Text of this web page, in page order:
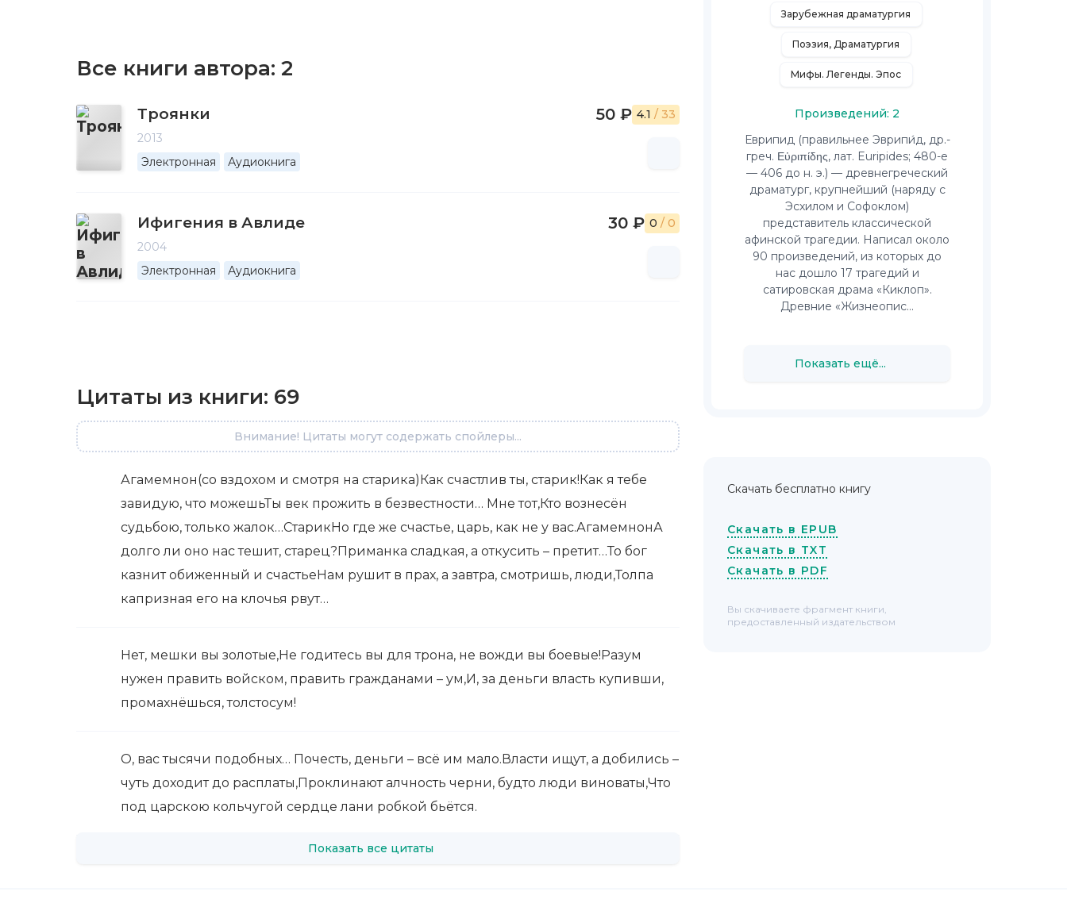
Все книги автора: 2
Троянки
2013
Электронная
Аудиокнига
50 ₽ 4.1 / 33
Ифигения в Авлиде
2004
Электронная
Аудиокнига
30 ₽ 0 / 0
Цитаты из книги: 69
Внимание! Цитаты могут содержать спойлеры...
Агамемнон(со вздохом и смотря на старика)Как счастлив ты, старик!Как я тебе
завидую, что можешьТы век прожить в безвестности… Мне тот,Кто вознесён
судьбою, только жалок…СтарикНо где же счастье, царь, как не у вас.АгамемнонА
долго ли оно нас тешит, старец?Приманка сладкая, а откусить – претит…То бог
казнит обиженный и счастьеНам рушит в прах, а завтра, смотришь, люди,Толпа
капризная его на клочья рвут…
Нет, мешки вы золотые,Не годитесь вы для трона, не вожди вы боевые!Разум
нужен править войском, править гражданами – ум,И, за деньги власть купивши,
промахнёшься, толстосум!
О, вас тысячи подобных… Почесть, деньги – всё им мало.Власти ищут, а добились –
чуть доходит до расплаты,Проклинают алчность черни, будто люди виноваты,Что
под царскою кольчугой сердце лани робкой бьётся.
Показать все цитаты
Зарубежная драматургия
Поэзия, Драматургия
Мифы. Легенды. Эпос
Произведений: 2
Еврипид (правильнее Эврипи́д, др.-
греч. Εὐριπίδης, лат. Euripides; 480-е
— 406 до н. э.) — древнегреческий
драматург, крупнейший (наряду с
Эсхилом и Софоклом)
представитель классической
афинской трагедии. Написал около
90 произведений, из которых до
нас дошло 17 трагедий и
сатировская драма «Киклоп».
Древние «Жизнеопис...
Показать ещё...
Скачать бесплатно книгу
Скачать в EPUB
Скачать в TXT
Скачать в PDF
Вы скачиваете фрагмент книги,
предоставленный издательством